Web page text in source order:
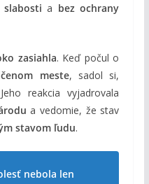
slabosti a bez ochrany
zasiahla. Keď počul o
meste, sadol si,
reakcia vyjadrovala
a vedomie, že stav
stavom ľudu.
nebola len